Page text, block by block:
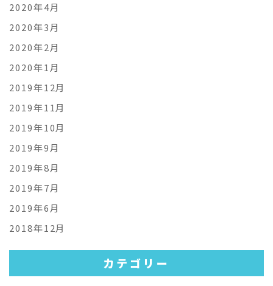
2020年4月
2020年3月
2020年2月
2020年1月
2019年12月
2019年11月
2019年10月
2019年9月
2019年8月
2019年7月
2019年6月
2018年12月
カテゴリー